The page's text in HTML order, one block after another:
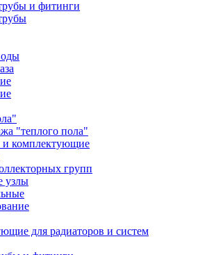
и фитинги
"теплого пола"
и комплектующие
групп
узлы
для радиаторов и систем